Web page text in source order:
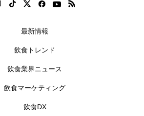
最新情報
飲食トレンド
飲食業界ニュース
飲食マーケティング
飲食DX